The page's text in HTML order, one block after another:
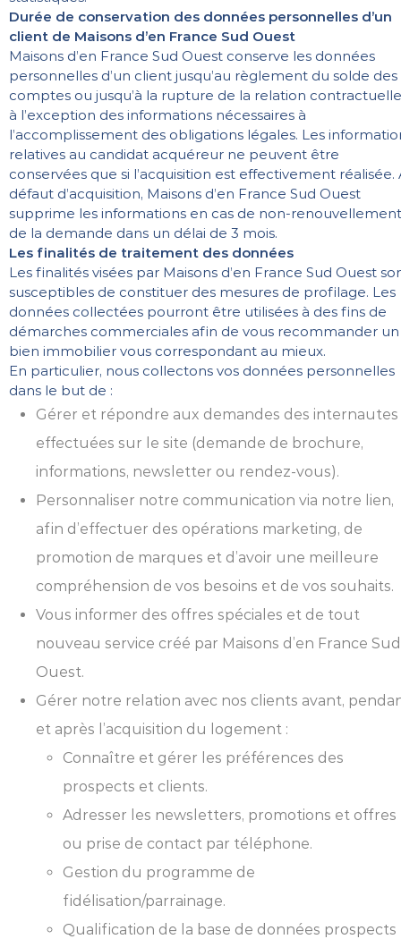
Durée de conservation des données personnelles d’un
client de Maisons d’en France Sud Ouest
Maisons d’en France Sud Ouest conserve les données
personnelles d’un client jusqu’au règlement du solde des
comptes ou jusqu’à la rupture de la relation
à l’exception des informations nécessaires à
l’accomplissement des obligations légales. Les
relatives au candidat acquéreur ne peuvent être
conservées que si l’acquisition est effectivement réalisée.
défaut d’acquisition, Maisons d’en France Sud Ouest
supprime les informations en cas de non-renouvellement
de la demande dans un délai de 3 mois.
Les finalités de traitement des données
Les finalités visées par Maisons d’en France Sud Ouest
susceptibles de constituer des mesures de profilage. Les
données collectées pourront être utilisées à des fins de
démarches commerciales afin de vous recommander un
bien immobilier vous correspondant au mieux.
En particulier, nous collectons vos données personnelles
dans le but de :
Gérer et répondre aux demandes des internautes
effectuées sur le site (demande de brochure,
informations, newsletter ou rendez-vous).
Personnaliser notre communication via notre lien,
afin d’effectuer des opérations marketing, de
promotion de marques et d’avoir une meilleure
compréhension de vos besoins et de vos souhaits.
Vous informer des offres spéciales et de tout
nouveau service créé par Maisons d’en France Sud
Ouest.
Gérer notre relation avec nos clients avant,
et après l’acquisition du logement :
Connaître et gérer les préférences des
prospects et clients.
Adresser les newsletters, promotions et offres
ou prise de contact par téléphone.
Gestion du programme de
fidélisation/parrainage.
Qualification de la base de données prospects